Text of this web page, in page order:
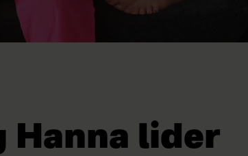
Hanna lider